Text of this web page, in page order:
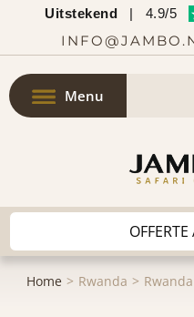
Uitstekend | 4.9/5
Menu
Home Rwanda